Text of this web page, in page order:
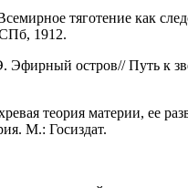
тяготение как
1912.
остров// Путь к
теория материи, ее
М.: Госиздат.